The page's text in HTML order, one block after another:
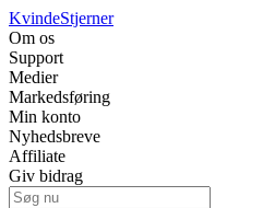
KvindeStjerner
Om os
Support
Medier
Markedsføring
Min konto
Nyhedsbreve
Affiliate
Giv bidrag